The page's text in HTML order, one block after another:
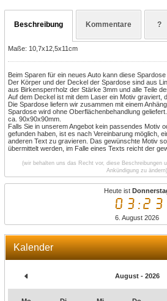
Heute ist
03:23
6. August 2026
Kalender
August - 2026
Beschreibung Kommentare ?
Maße: 10,7x12,5x11cm
Beim Sparen für ein neues Auto kann diese Spardose
Der Körper und der Deckel der Spardose sind aus
aus Birkensperrholz der Stärke 3mm und alle Teile
Auf dem Deckel ist mit dem Laser ein Motiv graviert,
Die Spardose liefern wir zusammen mit einem
Spardose wird ohne Oberflächenbehandlung
ca. 90x90x90mm.
Falls Sie in unserem Angebot kein passendes Motiv
gefunden haben, ist es nach Vereinbarung möglich,
anderen Text zu gravieren. Das gewünschte Motiv
übermittelt werden, im Falle eines Texts reicht der
(wir behalten uns das Recht vor, diese Beschreibungen
Ankündigung zu ändern)